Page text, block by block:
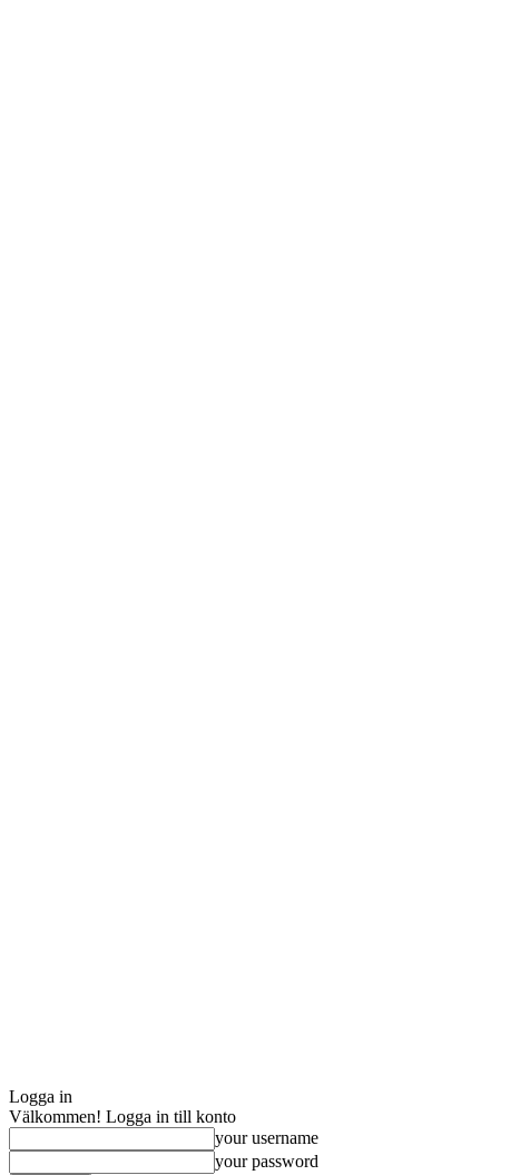
Logga in
Välkommen! Logga in till konto
your username
your password